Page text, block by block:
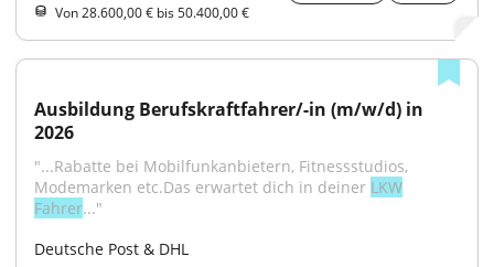
Von 28.600,00 € bis 50.400,00 €
Ausbildung Berufskraftfahrer/-in (m/w/d) in
2026
"...Rabatte bei Mobilfunkanbietern, Fitnessstudios,
Modemarken etc.Das erwartet dich in deiner LKW
Fahrer..."
Deutsche Post & DHL